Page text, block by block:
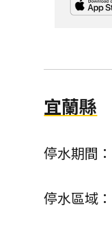
宜蘭縣
停水期間
停水區域